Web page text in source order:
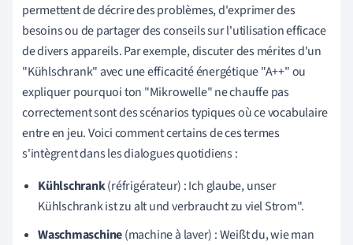
permettent de décrire des problèmes, d'exprimer des
besoins ou de partager des conseils sur l'utilisation efficace
de divers appareils. Par exemple, discuter des mérites d'un
"Kühlschrank" avec une efficacité énergétique "A++" ou
expliquer pourquoi ton "Mikrowelle" ne chauffe pas
correctement sont des scénarios typiques où ce vocabulaire
entre en jeu. Voici comment certains de ces termes
s'intègrent dans les dialogues quotidiens :
Kühlschrank(réfrigérateur) : Ich glaube, unser
Kühlschrank ist zu alt und verbraucht zu viel Strom".
Waschmaschine(machine à laver) : Weißt du, wie man